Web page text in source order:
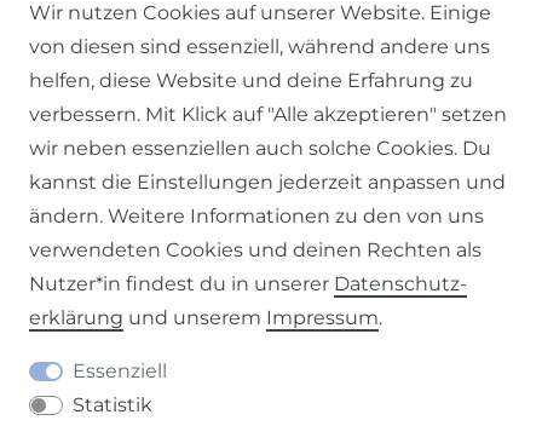
Impressum Daten­schutz­erklärung AGB
Barrierefreiheitserklärung Widerrufs­recht
VERTRAG WIDERRUFEN
Wir nutzen Cookies auf unserer Website. Einige
von diesen sind essenziell, während andere uns
helfen, diese Website und deine Erfahrung zu
verbessern. Mit Klick auf "Alle akzeptieren" setzen
wir neben essenziellen auch solche Cookies. Du
kannst die Einstellungen jederzeit anpassen und
ändern. Weitere Informationen zu den von uns
verwendeten Cookies und deinen Rechten als
Nutzer*in findest du in unserer Daten­schutz­
erklärung und unserem Impressum.
Essenziell
Statistik